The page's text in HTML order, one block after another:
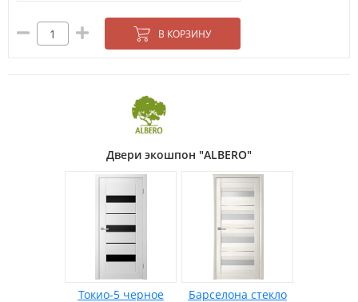
В КОРЗИНУ
Двери экошпон "ALBERO"
Токио-5 черное Барселона стекло